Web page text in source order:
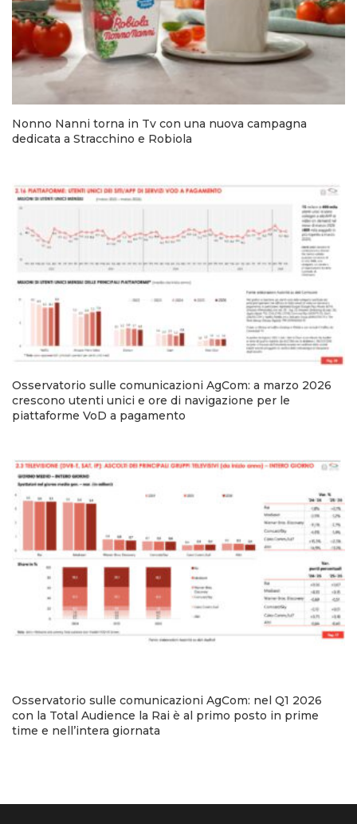
Nonno Nanni torna in Tv con una nuova campagna
dedicata a Stracchino e Robiola
Osservatorio sulle comunicazioni AgCom: a marzo 2026
crescono utenti unici e ore di navigazione per le
piattaforme VoD a pagamento
Osservatorio sulle comunicazioni AgCom: nel Q1 2026
con la Total Audience la Rai è al primo posto in prime
time e nell’intera giornata